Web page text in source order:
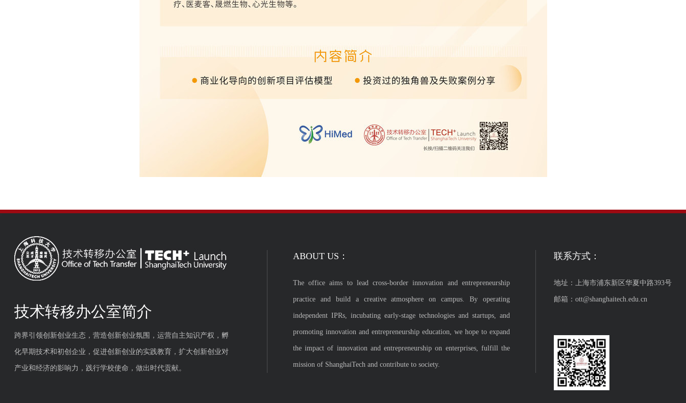
技术转移办公室简介
跨界引领创新创业生态，营造创新创业氛围，运营自主知识产权，孵
化早期技术和初创企业，促进创新创业的实践教育，扩大创新创业对
产业和经济的影响力，践行学校使命，做出时代贡献。
ABOUT US：
The office aims to lead cross-border innovation and entrepreneurship
practice and build a creative atmosphere on campus. By operating
independent IPRs, incubating early-stage technologies and startups, and
promoting innovation and entrepreneurship education, we hope to expand
the impact of innovation and entrepreneurship on enterprises, fulfill the
mission of ShanghaiTech and contribute to society.
联系方式：
地址：上海市浦东新区华夏中路393号
邮箱：ott@shanghaitech.edu.cn